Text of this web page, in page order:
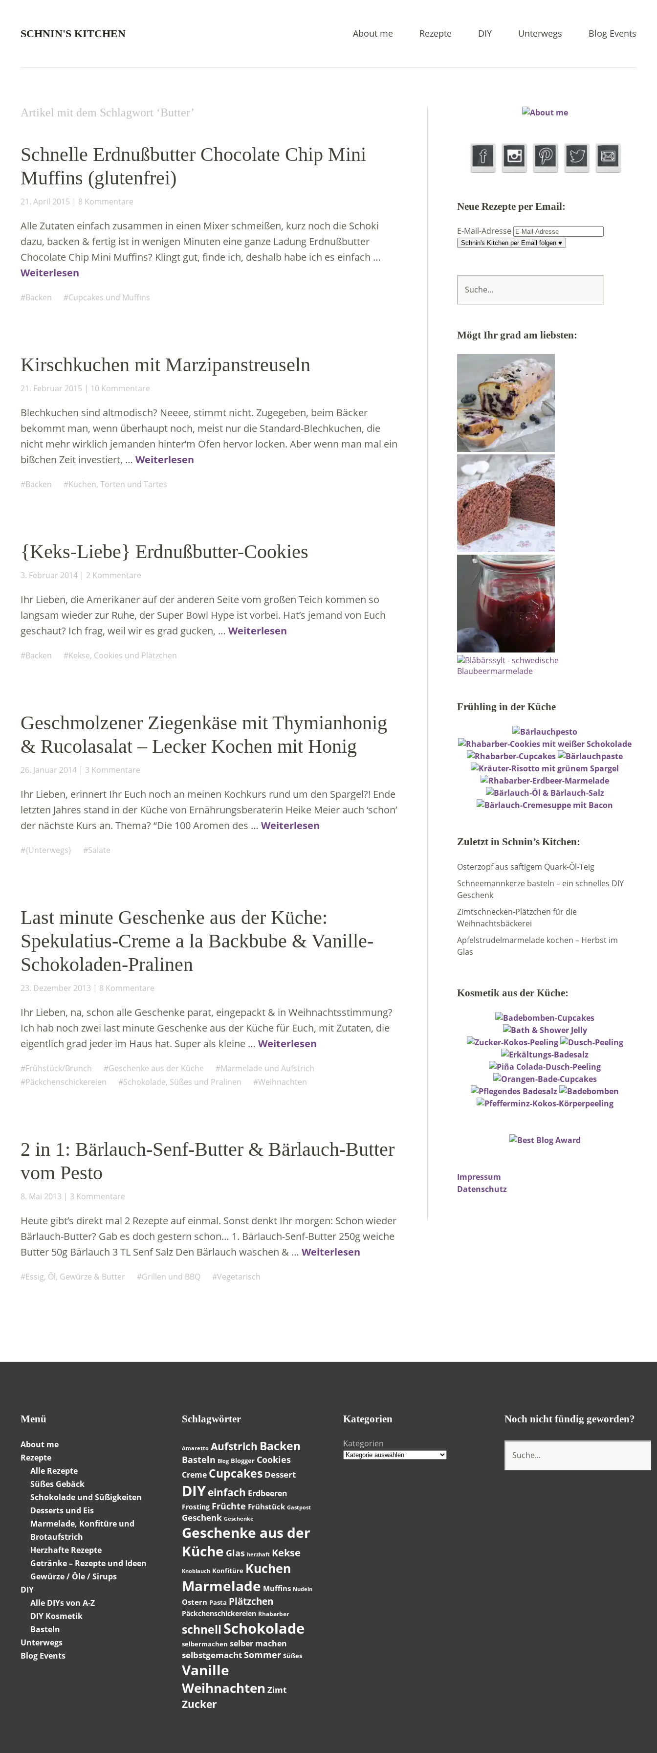
SCHNIN'S KITCHEN About me Rezepte DIY Unterwegs Blog Events
Artikel mit dem Schlagwort ‘Butter’
Schnelle Erdnußbutter Chocolate Chip Mini
Muffins (glutenfrei)
21. April 2015 8 Kommentare
Alle Zutaten einfach zusammen in einen Mixer schmeißen, kurz noch die Schoki
dazu, backen & fertig ist in wenigen Minuten eine ganze Ladung Erdnußbutter
Chocolate Chip Mini Muffins? Klingt gut, finde ich, deshalb habe ich es einfach …
Weiterlesen
Backen Cupcakes und Muffins
Kirschkuchen mit Marzipanstreuseln
21. Februar 2015 10 Kommentare
Blechkuchen sind altmodisch? Neeee, stimmt nicht. Zugegeben, beim Bäcker
bekommt man, wenn überhaupt noch, meist nur die Standard-Blechkuchen, die
nicht mehr wirklich jemanden hinter’m Ofen hervor locken. Aber wenn man mal ein
bißchen Zeit investiert, … Weiterlesen
Backen Kuchen, Torten und Tartes
{Keks-Liebe} Erdnußbutter-Cookies
3. Februar 2014 2 Kommentare
Ihr Lieben, die Amerikaner auf der anderen Seite vom großen Teich kommen so
langsam wieder zur Ruhe, der Super Bowl Hype ist vorbei. Hat’s jemand von Euch
geschaut? Ich frag, weil wir es grad gucken, … Weiterlesen
Backen Kekse, Cookies und Plätzchen
Geschmolzener Ziegenkäse mit Thymianhonig
& Rucolasalat – Lecker Kochen mit Honig
26. Januar 2014 3 Kommentare
Ihr Lieben, erinnert Ihr Euch noch an meinen Kochkurs rund um den Spargel?! Ende
letzten Jahres stand in der Küche von Ernährungsberaterin Heike Meier auch ‘schon’
der nächste Kurs an. Thema? “Die 100 Aromen des … Weiterlesen
{Unterwegs} Salate
Last minute Geschenke aus der Küche:
Spekulatius-Creme a la Backbube & Vanille-
Schokoladen-Pralinen
23. Dezember 2013 8 Kommentare
Ihr Lieben, na, schon alle Geschenke parat, eingepackt & in Weihnachtsstimmung?
Ich hab noch zwei last minute Geschenke aus der Küche für Euch, mit Zutaten, die
eigentlich grad jeder im Haus hat. Super als kleine … Weiterlesen
Frühstück/Brunch Geschenke aus der Küche
Marmelade und Aufstrich
Päckchenschickereien
Schokolade, Süßes und Pralinen Weihnachten
2 in 1: Bärlauch-Senf-Butter & Bärlauch-Butter
vom Pesto
8. Mai 2013 3 Kommentare
Heute gibt’s direkt mal 2 Rezepte auf einmal. Sonst denkt Ihr morgen: Schon wieder
Bärlauch-Butter? Gab es doch gestern schon… 1. Bärlauch-Senf-Butter 250g weiche
Butter 50g Bärlauch 3 TL Senf Salz Den Bärlauch waschen & … Weiterlesen
Essig, Öl, Gewürze & Butter Grillen und BBQ Vegetarisch
Neue Rezepte per Email:
E-Mail-Adresse
Schnin's Kitchen per Email folgen ♥
Mögt Ihr grad am liebsten:
Frühling in der Küche
Zuletzt in Schnin’s Kitchen:
Osterzopf aus saftigem Quark-Öl-Teig
Schneemannkerze basteln – ein schnelles DIY
Geschenk
Zimtschnecken-Plätzchen für die
Weihnachtsbäckerei
Apfelstrudelmarmelade kochen – Herbst im
Glas
Kosmetik aus der Küche:
Impressum
Datenschutz
Menü
About me
Rezepte
Alle Rezepte
Süßes Gebäck
Schokolade und Süßigkeiten
Desserts und Eis
Marmelade, Konfitüre und
Brotaufstrich
Herzhafte Rezepte
Getränke – Rezepte und Ideen
Gewürze / Öle / Sirups
DIY
Alle DIYs von A-Z
DIY Kosmetik
Basteln
Unterwegs
Blog Events
Schlagwörter
Amaretto Aufstrich Backen
Basteln Blog Blogger Cookies
Creme Cupcakes Dessert
DIYeinfach Erdbeeren
Frosting Früchte Frühstück Gastpost
Geschenk Geschenke
Geschenke aus der
Küche Glas herzhaft Kekse
Knoblauch Konfitüre Kuchen
Marmelade Muffins Nudeln
Ostern Pasta Plätzchen
Päckchenschickereien Rhabarber
schnellSchokolade
selbermachen selber machen
selbstgemachtSommer Süßes
Vanille
Weihnachten Zimt
Zucker
Kategorien
Kategorien
Noch nicht fündig geworden?